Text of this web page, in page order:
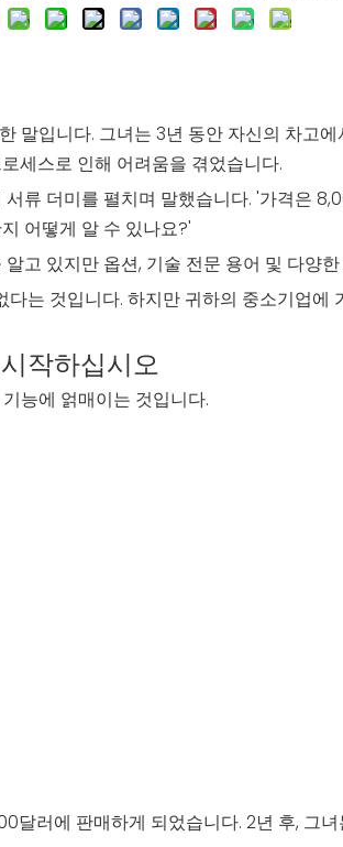
말입니다. 그녀는 3년 동안 자신의 차
세스로 인해 어려움을 겪었습니다.
류 더미를 펼치며 말했습니다. '가격은
어떻게 알 수 있나요?'
고 있지만 옵션, 기술 전문 용어 및 다양
는 것입니다. 하지만 귀하의 중소기업
작하십시오
능에 얽매이는 것입니다.
달러에 판매하게 되었습니다. 2년 후, 그